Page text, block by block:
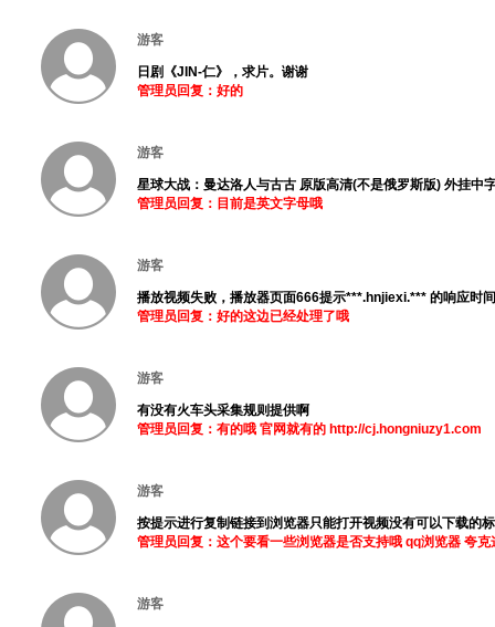
游客
日剧《JIN-仁》，求片。谢谢
管理员回复：好的
游客
星球大战：曼达洛人与古古 原版高清(不是俄罗斯版) 外挂
管理员回复：目前是英文字母哦
游客
播放视频失败，播放器页面666提示***.hnjiexi.*** 的响应时
管理员回复：好的这边已经处理了哦
游客
有没有火车头采集规则提供啊
管理员回复：有的哦 官网就有的 http://cj.hongniuzy1.com
游客
按提示进行复制链接到浏览器只能打开视频没有可以下载的
管理员回复：这个要看一些浏览器是否支持哦 qq浏览器 夸克
游客